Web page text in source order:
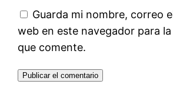
Guarda mi nombre, correo
web en este navegador para
que comente.